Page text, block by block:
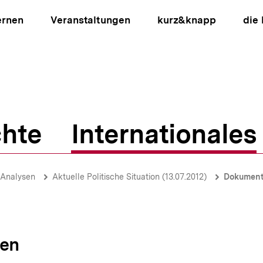
Veranstaltungen kurz&knapp die
Internationales
Aktuelle Politische Situation (13.07.2012)